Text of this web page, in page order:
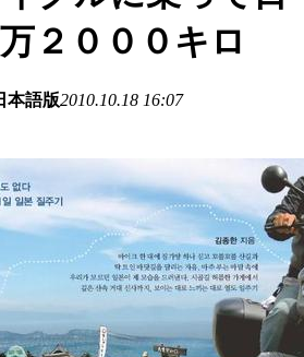
２０００キロ
本語版2010.10.18 16:07